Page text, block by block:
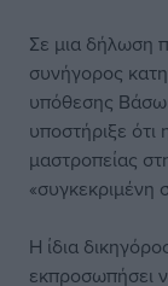
Σε μια δήλωση
συνήγορος
υπόθεσης Βάσω
υποστήριξε
μαστροπείας
«συγκεκριμένη
Η ίδια
εκπροσωπήσει